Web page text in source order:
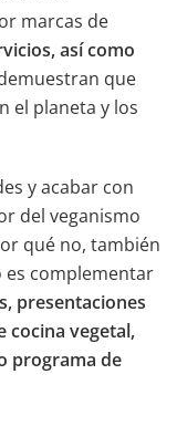
marcas de
así como
que
el planeta y los
y acabar con
del veganismo
qué no, también
es complementar
presentaciones
cocina vegetal,
programa de